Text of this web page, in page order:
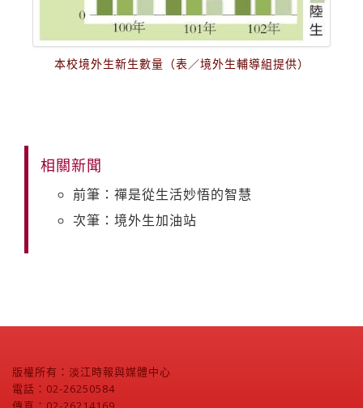
本校境外生新生數量（表／境外生輔導組提供）
相關新聞
前筆：禪是從生活妙悟的智慧
次筆：境外生加油站
版權所有：淡江時報與媒體中心
電話：02-26250584